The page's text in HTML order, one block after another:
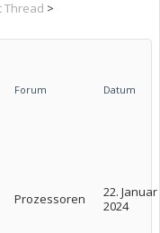
Thread >
Forum Datum
Prozessoren
22. Januar
2024